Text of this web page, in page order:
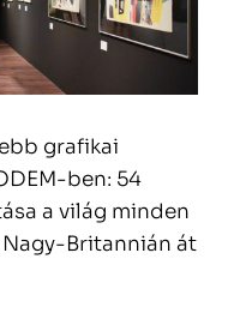
grafikai
ben: 54
a világ minden
Nagy-Britannián át